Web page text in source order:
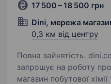
17 500 – 18 500 грн
Dini, мережа
0,3 км від центру
Повна зайнятість. dini.com.ua Компанія «Dini»
запрошує на роботу
магазин побутової